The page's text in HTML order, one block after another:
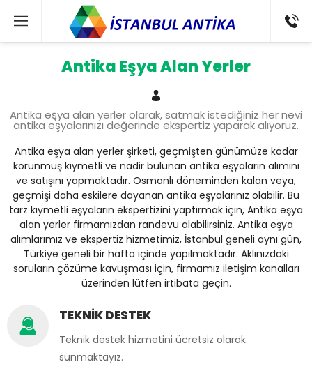
Antika Eşya Alan Yerler
Antika eşya alan yerler olarak, satmak istediğiniz her nevi
antika eşyalarınızı değerinde ekspertiz yaparak alıyoruz.
Antika eşya alan yerler şirketi, geçmişten günümüze kadar
korunmuş kıymetli ve nadir bulunan antika eşyaların alımını
ve satışını yapmaktadır. Osmanlı döneminden kalan veya,
geçmişi daha eskilere dayanan antika eşyalarınız olabilir. Bu
tarz kıymetli eşyaların ekspertizini yaptırmak için, Antika eşya
alan yerler firmamızdan randevu alabilirsiniz. Antika eşya
alımlarımız ve ekspertiz hizmetimiz, İstanbul geneli aynı gün,
Türkiye geneli bir hafta içinde yapılmaktadır. Aklınızdaki
soruların çözüme kavuşması için, firmamız iletişim kanalları
üzerinden lütfen irtibata geçin.
TEKNİK DESTEK
Teknik destek hizmetini ücretsiz olarak
sunmaktayız.